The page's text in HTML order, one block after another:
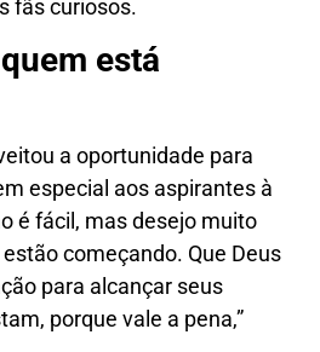
fãs curiosos.
está
a oportunidade para
especial aos aspirantes à
é fácil, mas desejo muito
começando. Que Deus
para alcançar seus
porque vale a pena,”